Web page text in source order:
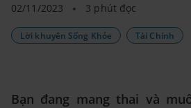
02/11/2023 3 phút đọc
Lời khuyên Sống Khỏe Tài Chính
Bạn đang mang thai và